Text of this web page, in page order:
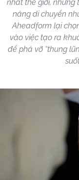
nhất thế giới,
năng di chuyển
Aheadform lại
vào việc tạo ra
để phá vỡ “thung